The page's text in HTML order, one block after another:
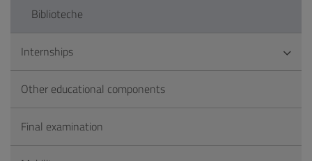
Biblioteche
Internships
Other educational components
Final examination